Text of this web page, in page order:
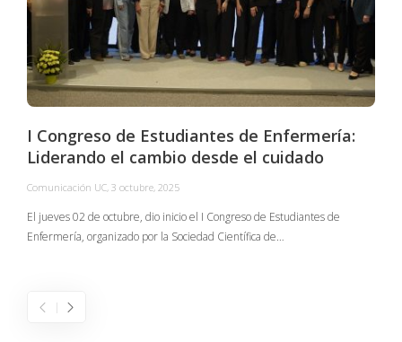
I Congreso de Estudiantes de Enfermería:
Liderando el cambio desde el cuidado
Comunicación UC, 3 octubre, 2025
El jueves 02 de octubre, dio inicio el I Congreso de Estudiantes de
Enfermería, organizado por la Sociedad Científica de…